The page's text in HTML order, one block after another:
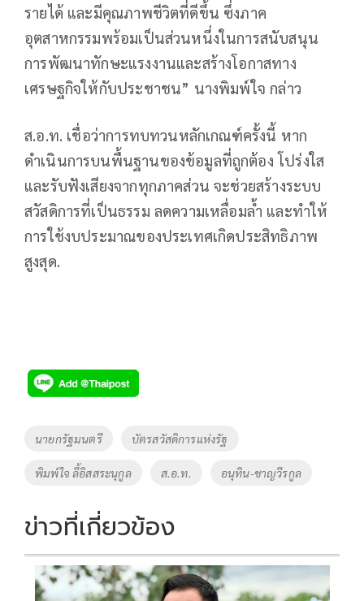
รายได้ และมีคุณภาพชีวิตที่ดีขึ้น ซึ่งภาค
อุตสาหกรรมพร้อมเป็นส่วนหนึ่งในการสนับสนุน
การพัฒนาทักษะแรงงานและสร้างโอกาสทาง
เศรษฐกิจให้กับประชาชน” นางพิมพ์ใจ กล่าว
ส.อ.ท. เชื่อว่าการทบทวนหลักเกณฑ์ครั้งนี้ หาก
ดำเนินการบนพื้นฐานของข้อมูลที่ถูกต้อง โปร่งใส
และรับฟังเสียงจากทุกภาคส่วน จะช่วยสร้างระบบ
สวัสดิการที่เป็นธรรม ลดความเหลื่อมล้ำ และทำให้
การใช้งบประมาณของประเทศเกิดประสิทธิภาพ
สูงสุด.
Tags
นายกรัฐมนตรี บัตรสวัสดิการแห่งรัฐ
พิมพ์ใจ ลี้อิสสระนุกูล ส.อ.ท. อนุทิน-ชาญวีรกูล
ข่าวที่เกี่ยวข้อง